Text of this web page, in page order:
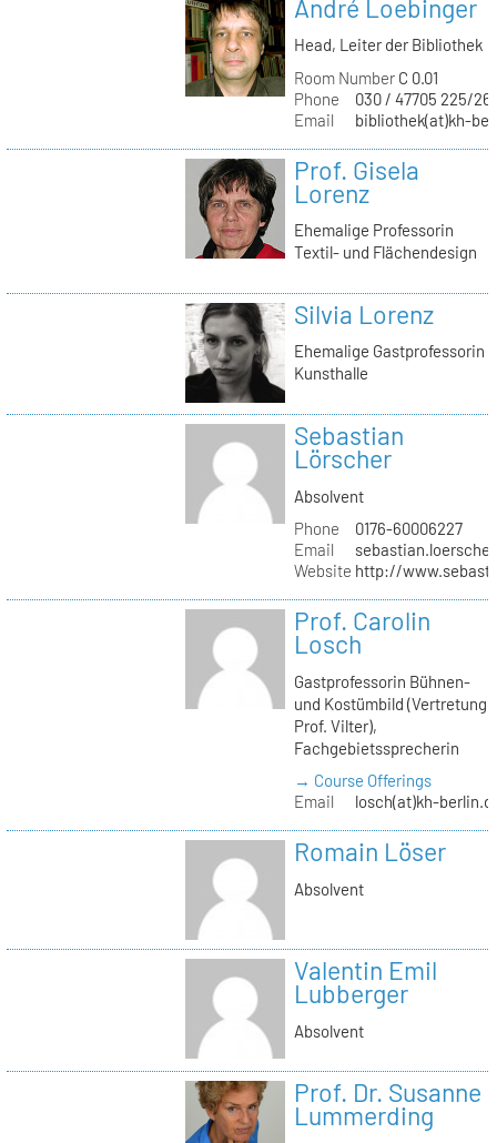
André Loebinger
Head, Leiter der Bibliothek
Room NumberC 0.01
Phone
030 / 47705 225/
Email
bibliothek(at)kh-
Prof. Gisela
Lorenz
Ehemalige Professorin
Textil- und Flächendesign
Silvia Lorenz
Ehemalige Gastprofessorin
Kunsthalle
Sebastian
Lörscher
Absolvent
Phone
0176-60006227
Email
Website http://
Prof. Carolin
Losch
Gastprofessorin Bühnen-
und Kostümbild (Vertretung
Prof. Vilter),
Fachgebietssprecherin
→ Course Offerings
Email
losch(at)kh-
Romain Löser
Absolvent
Valentin Emil
Lubberger
Absolvent
Prof. Dr. Susanne
Lummerding